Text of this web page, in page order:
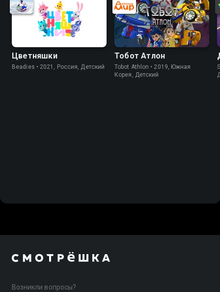
Цветняшки
Beadies • 2021, Россия, Детский
Тобот Атлон
Tobot Athlon • 2019, Южная
Корея, Детский
Возникли вопросы?